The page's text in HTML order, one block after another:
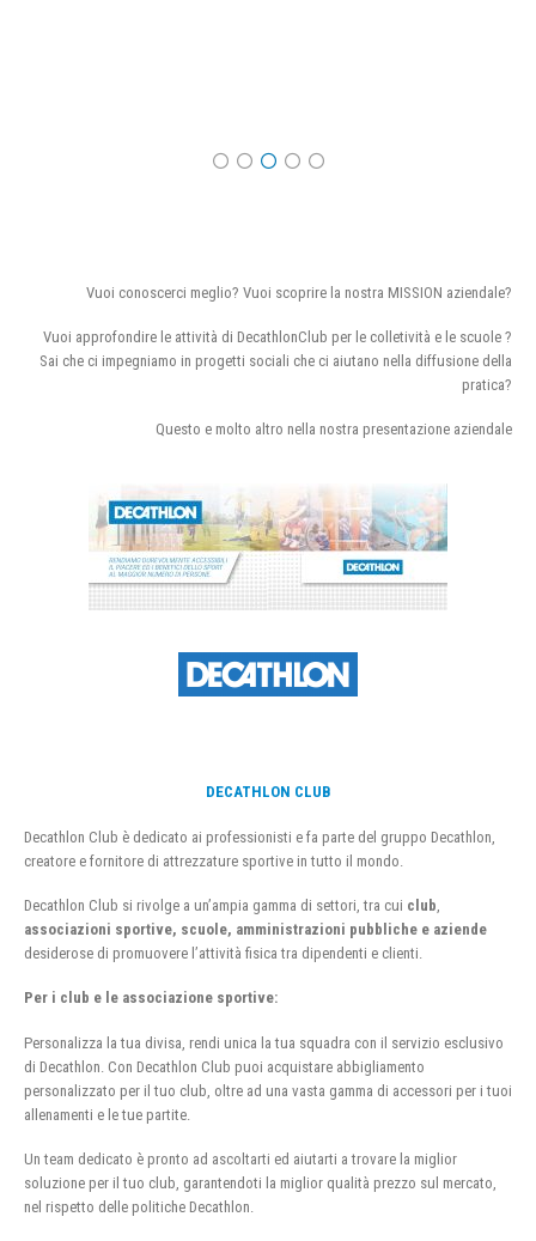
Vuoi conoscerci meglio? Vuoi scoprire la nostra MISSION aziendale?
Vuoi approfondire le attività di DecathlonClub per le colletività e le scuole ?
Sai che ci impegniamo in progetti sociali che ci aiutano nella diffusione della
pratica?
Questo e molto altro nella nostra presentazione aziendale
DECATHLON CLUB
Decathlon Club è dedicato ai professionisti e fa parte del gruppo Decathlon,
creatore e fornitore di attrezzature sportive in tutto il mondo.
Decathlon Club si rivolge a un’ampia gamma di settori, tra cui club
associazioni sportive, scuole, amministrazioni pubbliche e aziende
desiderose di promuovere l’attività fisica tra dipendenti e clienti.
Per i club e le associazione sportive:
Personalizza la tua divisa, rendi unica la tua squadra con il servizio esclusivo
di Decathlon. Con Decathlon Club puoi acquistare abbigliamento
personalizzato per il tuo club, oltre ad una vasta gamma di accessori per i tuoi
allenamenti e le tue partite.
Un team dedicato è pronto ad ascoltarti ed aiutarti a trovare la miglior
soluzione per il tuo club, garantendoti la miglior qualità prezzo sul mercato,
nel rispetto delle politiche Decathlon.